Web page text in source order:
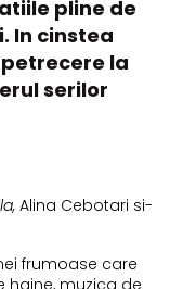
pline de
In cinstea
la
serilor
Alina Cebotari si-
frumoase care